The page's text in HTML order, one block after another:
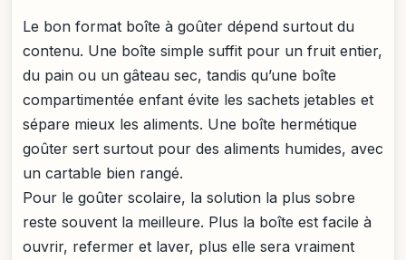
Le bon format boîte à goûter dépend surtout du
contenu. Une boîte simple suffit pour un fruit entier,
du pain ou un gâteau sec, tandis qu’une boîte
compartimentée enfant évite les sachets jetables et
sépare mieux les aliments. Une boîte hermétique
goûter sert surtout pour des aliments humides, avec
un cartable bien rangé.
Pour le goûter scolaire, la solution la plus sobre
reste souvent la meilleure. Plus la boîte est facile à
ouvrir, refermer et laver, plus elle sera vraiment